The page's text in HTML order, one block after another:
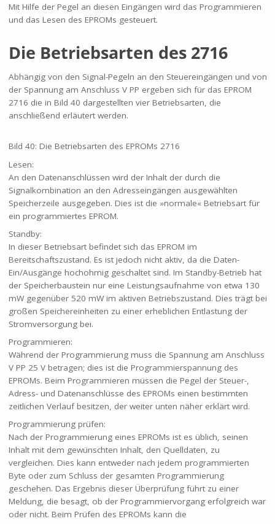
Mit Hilfe der Pegel an diesen Eingängen wird das Programmieren
und das Lesen des EPROMs gesteuert.
Die Betriebsarten des 2716
Abhängig von den Signal-Pegeln an den Steuereingängen und von
der Spannung am Anschluss V PP ergeben sich für das EPROM
2716 die in Bild 40 dargestellten vier Betriebsarten, die
anschließend erläutert werden.
Bild 40: Die Betriebsarten des EPROMs 2716
Lesen:
An den Datenanschlüssen wird der Inhalt der durch die
Signalkombination an den Adresseingängen ausgewählten
Speicherzeile ausgegeben. Dies ist die »normale« Betriebsart für
ein programmiertes EPROM.
Standby:
In dieser Betriebsart befindet sich das EPROM im
Bereitschaftszustand. Es ist jedoch nicht aktiv, da die Daten-
Ein/Ausgänge hochohmig geschaltet sind. Im Standby-Betrieb hat
der Speicherbaustein nur eine Leistungsaufnahme von etwa 130
mW gegenüber 520 mW im aktiven Betriebszustand. Dies trägt bei
großen Speichereinheiten zu einer erheblichen Entlastung der
Stromversorgung bei.
Programmieren:
Während der Programmierung muss die Spannung am Anschluss
V PP 25 V betragen; dies ist die Programmierspannung des
EPROMs. Beim Programmieren müssen die Pegel der Steuer-,
Adress- und Datenanschlüsse des EPROMs einen bestimmten
zeitlichen Verlauf besitzen, der weiter unten näher erklärt wird.
Programmierung prüfen:
Nach der Programmierung eines EPROMs ist es üblich, seinen
Inhalt mit dem gewünschten Inhalt, den Quelldaten, zu
vergleichen. Dies kann entweder nach jedem programmierten
Byte oder zum Schluss der gesamten Programmierung
geschehen. Das Ergebnis dieser Überprüfung führt zu einer
Meldung, die besagt, ob der Programmiervorgang erfolgreich war
oder nicht. Beim Prüfen des EPROMs kann die